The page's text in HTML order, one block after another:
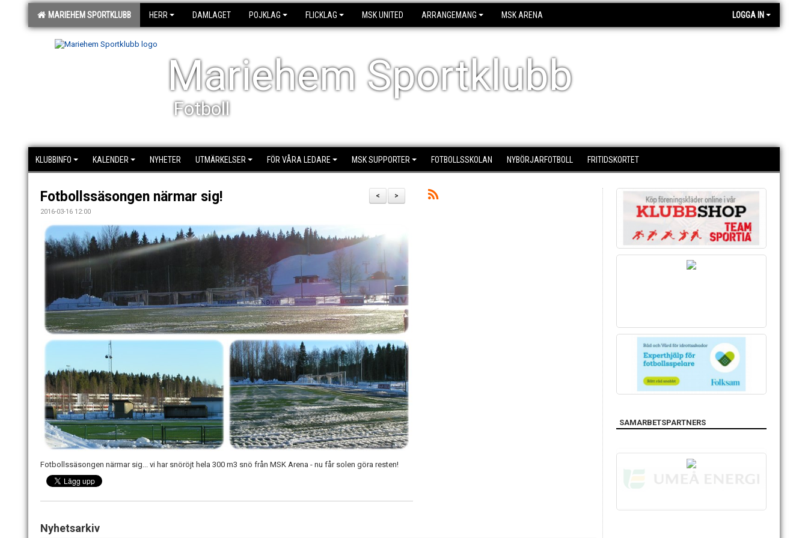
MARIEHEM SPORTKLUBB HERR DAMLAGET POJKLAG FLICKLAG MSK UNITED ARRANGEMANG MSK ARENA LOGGA IN
Mariehem Sportklubb
Fotboll
KLUBBINFO KALENDER NYHETER UTMÄRKELSER FÖR VÅRA LEDARE MSK SUPPORTER FOTBOLLSSKOLAN NYBÖRJARFOTBOLL FRITIDSKORTET
>
<
Fotbollssäsongen närmar sig!
2016-03-16 12:00
Fotbollssäsongen närmar sig... vi har snöröjt hela 300 m3 snö från MSK Arena - nu får solen göra resten!
Nyhetsarkiv
SAMARBETSPARTNERS